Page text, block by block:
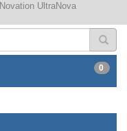
Novation UltraNova
0